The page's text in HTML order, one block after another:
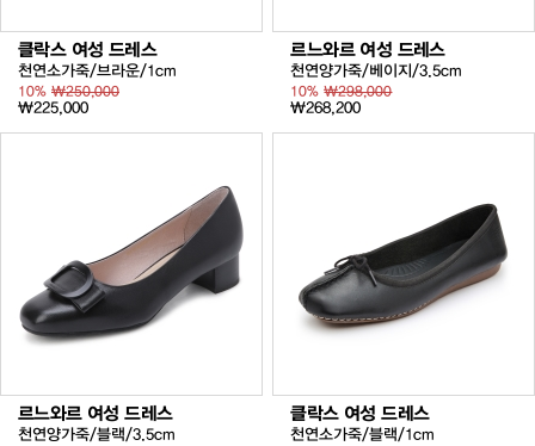
클락스 여성 드레스
천연소가죽/브라운/1cm
10% ₩250,000
₩225,000
르느와르 여성 드레스
천연양가죽/베이지/3.5cm
10%₩298,000
₩268,200
르느와르 여성 드레스
천연양가죽/블랙/3.5cm
클락스 여성 드레스
천연소가죽/블랙/1cm